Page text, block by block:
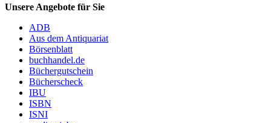
Unsere Angebote für Sie
ADB
Aus dem Antiquariat
Börsenblatt
buchhandel.de
Büchergutschein
Bücherscheck
IBU
ISBN
ISNI